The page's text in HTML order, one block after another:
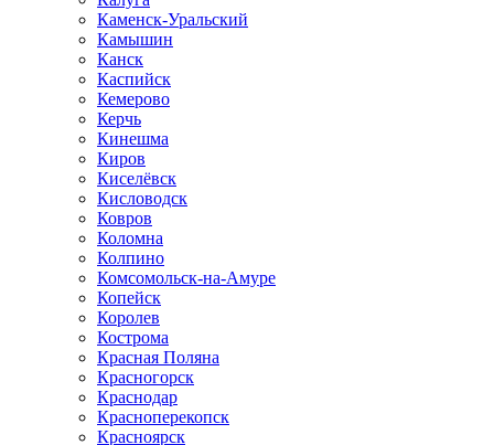
Каменск-Уральский
Камышин
Канск
Каспийск
Кемерово
Керчь
Кинешма
Киров
Киселёвск
Кисловодск
Ковров
Коломна
Колпино
Комсомольск-на-Амуре
Копейск
Королев
Кострома
Красная Поляна
Красногорск
Краснодар
Красноперекопск
Красноярск